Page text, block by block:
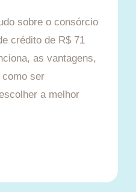
sobre o consórcio
crédito de R$ 71
as vantagens,
como ser
a melhor